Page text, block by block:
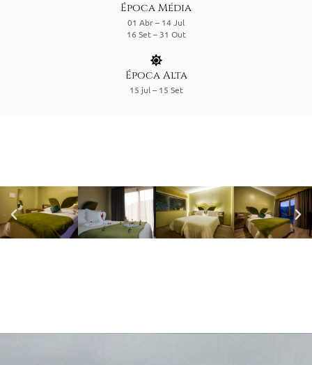
Época Média
01 Abr – 14 Jul
16 Set – 31 Out
Época Alta
15 jul – 15 Set